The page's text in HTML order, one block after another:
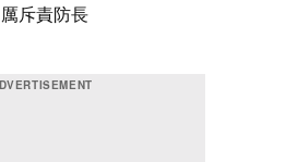
厲斥責防長